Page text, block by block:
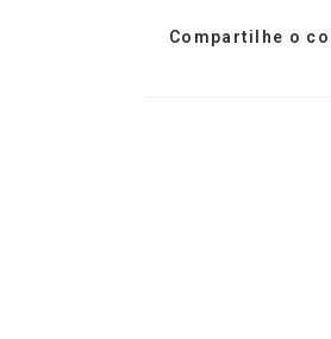
Compartilhe o